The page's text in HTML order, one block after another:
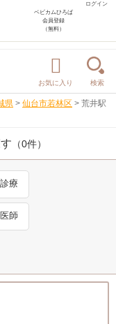
ログイン
ベビカムひろば
会員登録
（無料）
お気に入り 検索
県 > 仙台市若林区 > 荒井駅
（0件）
療
師